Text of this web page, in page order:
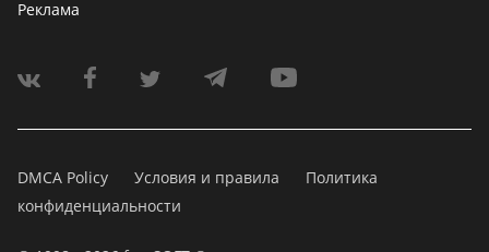
Реклама
DMCA Policy Условия и правила
Политика
конфиденциальности